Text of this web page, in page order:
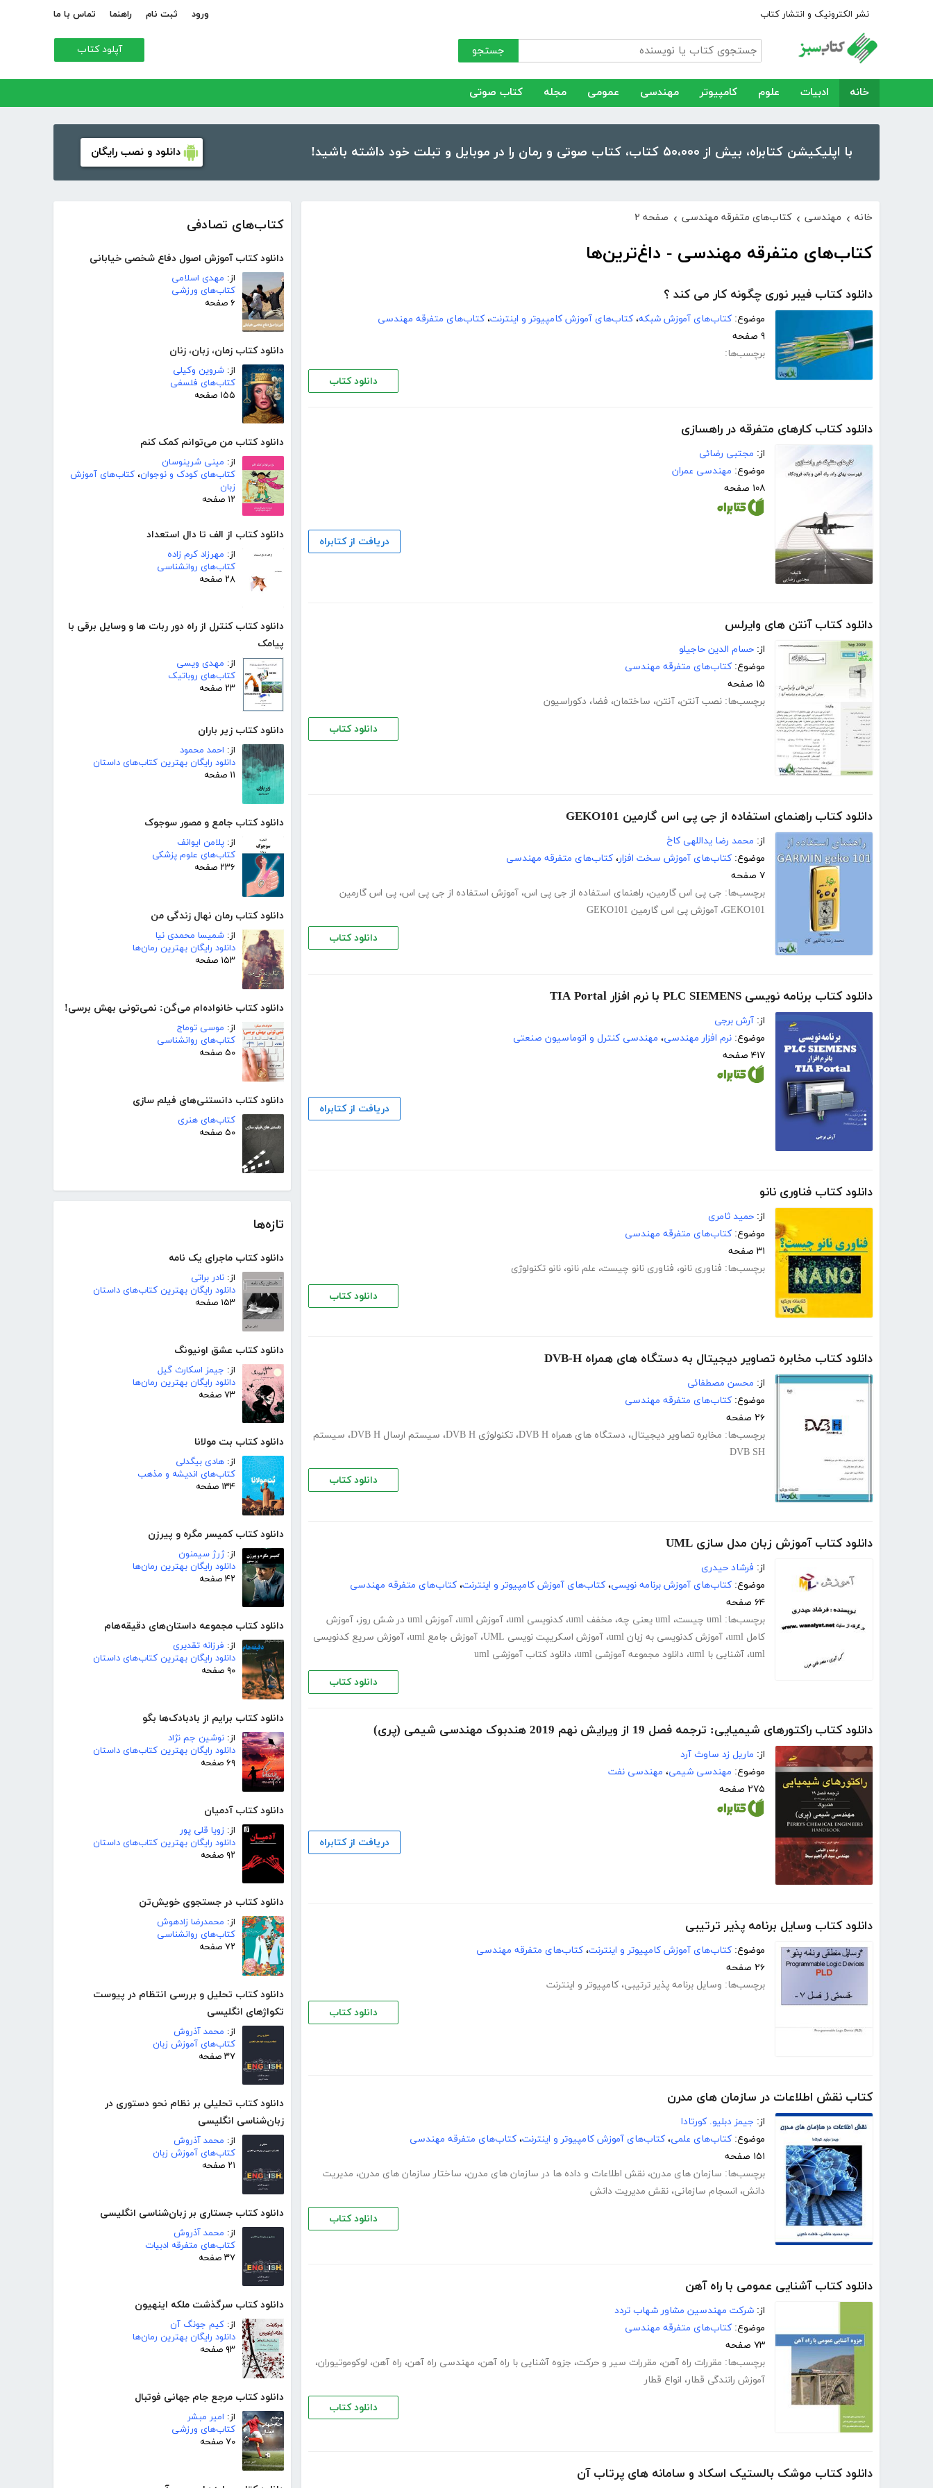
نشر الکترونیک و انتشار کتاب ورود ثبت نام راهنما تماس با ما
جستجو آپلود کتاب
خانه ادبیات علوم کامپیوتر مهندسی عمومی مجله کتاب صوتی
با اپلیکیشن کتابراه، بیش از ۵۰،۰۰۰ کتاب، کتاب صوتی و رمان را در موبایل و تبلت خود داشته باشید! دانلود و نصب رایگان
کتاب‌های تصادفی
دانلود کتاب آموزش اصول دفاع شخصی خیابانی
از: مهدی اسلامی
کتاب‌های ورزشی
۶ صفحه
دانلود کتاب زمان، زبان، زنان
از: شروین وکیلی
کتاب‌های فلسفی
۱۵۵ صفحه
دانلود کتاب من می‌توانم کمک کنم
از: مینی شرینوسان
کتاب‌های کودک و نوجوان، کتاب‌های آموزش
زبان
۱۲ صفحه
دانلود کتاب از الف تا دال استعداد
از: مهرزاد کرم زاده
کتاب‌های روانشناسی
۲۸ صفحه
دانلود کتاب کنترل از راه دور ربات ها و وسایل برقی با
پیامک
از: مهدی ویسی
کتاب‌های روباتیک
۲۳ صفحه
دانلود کتاب زیر باران
از: احمد محمود
دانلود رایگان بهترین کتاب‌های داستان
۱۱ صفحه
دانلود کتاب جامع و مصور سوجوک
از: پلامن ایوانف
کتاب‌های علوم پزشکی
۲۳۶ صفحه
دانلود کتاب رمان نهال زندگی من
از: شمیسا محمدی نیا
دانلود رایگان بهترین رمان‌ها
۱۵۳ صفحه
دانلود کتاب خانواده‌ام می‌گن: نمی‌تونی بهش برسی!
از: موسی توماج
کتاب‌های روانشناسی
۵۰ صفحه
دانلود کتاب دانستنی‌های فیلم سازی
کتاب‌های هنری
۵۰ صفحه
تازه‌ها
دانلود کتاب ماجرای یک نامه
از: نادر براتی
دانلود رایگان بهترین کتاب‌های داستان
۱۵۳ صفحه
دانلود کتاب عشق اونیونگ
از: جیمز اسکارث گیل
دانلود رایگان بهترین رمان‌ها
۷۳ صفحه
دانلود کتاب بت مولانا
از: هادی بیگدلی
کتاب‌های اندیشه و مذهب
۱۳۴ صفحه
دانلود کتاب کمیسر مگره و پیرزن
از:ژرژ سیمنون
دانلود رایگان بهترین رمان‌ها
۴۲ صفحه
دانلود کتاب مجموعه داستان‌های دقیقه‌هام
از: فرزانه تقدیری
دانلود رایگان بهترین کتاب‌های داستان
۹۰ صفحه
دانلود کتاب برایم از بادبادک‌ها بگو
از: نوشین جم نژاد
دانلود رایگان بهترین کتاب‌های داستان
۶۹ صفحه
دانلود کتاب آدمیان
از: زویا قلی پور
دانلود رایگان بهترین کتاب‌های داستان
۹۲ صفحه
دانلود کتاب در جستجوی خویش‌تن
از: محمدرضا زادهوش
کتاب‌های روانشناسی
۷۲ صفحه
دانلود کتاب تحلیل و بررسی انتظام در پیوست
تکواژهای انگلیسی
از: محمد آذروش
کتاب‌های آموزش زبان
۳۷ صفحه
دانلود کتاب تحلیلی بر نظام نحو دستوری در
زبان‌شناسی انگلیسی
از: محمد آذروش
کتاب‌های آموزش زبان
۲۱ صفحه
دانلود کتاب جستاری بر زبان‌شناسی انگلیسی
از: محمد آذروش
کتاب‌های متفرقه ادبیات
۳۷ صفحه
دانلود کتاب سرگذشت ملکه اینهیون
از: کیم جونگ آن
دانلود رایگان بهترین رمان‌ها
۹۳ صفحه
دانلود کتاب مرجع جام جهانی فوتبال
از: امیر مبشر
کتاب‌های ورزشی
۷۰ صفحه
خانه › مهندسی › کتاب‌های متفرقه مهندسی › صفحه ۲
کتاب‌های متفرقه مهندسی - داغ‌ترین‌ها
دانلود کتاب فیبر نوری چگونه کار می کند ؟
موضوع: کتاب‌های آموزش شبکه، کتاب‌های آموزش کامپیوتر و اینترنت، کتاب‌های متفرقه مهندسی
۹ صفحه
برچسب‌ها:
دانلود کتاب
دانلود کتاب کارهای متفرقه در راهسازی
از: مجتبی رضائی
موضوع: مهندسی عمران
۱۰۸ صفحه
دریافت از کتابراه
دانلود کتاب آنتن های وایرلس
از: حسام الدین حاجیلو
موضوع: کتاب‌های متفرقه مهندسی
۱۵ صفحه
برچسب‌ها: نصب آنتن، آنتن، ساختمان، فضا، دکوراسیون
دانلود کتاب
دانلود کتاب راهنمای استفاده از جی پی اس گارمین GEKO101
از: محمد رضا یداللهی کاخ
موضوع: کتاب‌های آموزش سخت افزار، کتاب‌های متفرقه مهندسی
۷ صفحه
برچسب‌ها: جی پی اس گارمین، راهنمای استفاده از جی پی اس، آموزش استفاده از جی پی اس، پی اس گارمین
GEKO101، آموزش پی اس گارمین GEKO101
دانلود کتاب
دانلود کتاب برنامه نویسی PLC SIEMENS با نرم افزار TIA Portal
از: آرش برجی
موضوع: نرم افزار مهندسی، مهندسی کنترل و اتوماسیون صنعتی
۴۱۷ صفحه
دریافت از کتابراه
دانلود کتاب فناوری نانو
از: حمید ثامری
موضوع: کتاب‌های متفرقه مهندسی
۳۱ صفحه
برچسب‌ها: فناوری نانو، فناوری نانو چیست، علم نانو، نانو تکنولوژی
دانلود کتاب
دانلود کتاب مخابره تصاویر دیجیتال به دستگاه های همراه DVB-H
از: محسن مصطفائی
موضوع: کتاب‌های متفرقه مهندسی
۲۶ صفحه
برچسب‌ها: مخابره تصاویر دیجیتال، دستگاه های همراه DVB H ، تکنولوژی DVB H ، سیستم ارسال DVB H ، سیستم
DVB SH
دانلود کتاب
دانلود کتاب آموزش زبان مدل سازی UML
از: فرشاد حیدری
موضوع: کتاب‌های آموزش برنامه نویسی، کتاب‌های آموزش کامپیوتر و اینترنت، کتاب‌های متفرقه مهندسی
۶۴ صفحه
برچسب‌ها: uml چیست ، uml یعنی چه ، مخفف uml ، کدنویسی uml ، آموزش uml ، آموزش uml در شش روز ، آموزش
کامل uml
، آموزش کدنویسی به زبان uml ، آموزش اسکریپت نویسی UML ، آموزش جامع uml ، آموزش سریع کدنویسی
uml، آشنایی با uml ، دانلود مجموعه آموزشی uml ، دانلود کتاب آموزشی uml
دانلود کتاب
دانلود کتاب راکتورهای شیمیایی: ترجمه فصل 19 از ویرایش نهم 2019 هندبوک مهندسی شیمی (پری)
از: ماریل زد ساوث آرد
موضوع: مهندسی شیمی، مهندسی نفت
۲۷۵ صفحه
دریافت از کتابراه
دانلود کتاب وسایل برنامه پذیر ترتیبی
موضوع: کتاب‌های آموزش کامپیوتر و اینترنت، کتاب‌های متفرقه مهندسی
۲۶ صفحه
برچسب‌ها: وسایل برنامه پذیر ترتیبی، کامپیوتر و اینترنت
دانلود کتاب
کتاب نقش اطلاعات در سازمان های مدرن
از: جیمز دبلیو. کورتادا
موضوع: کتاب‌های علمی، کتاب‌های آموزش کامپیوتر و اینترنت، کتاب‌های متفرقه مهندسی
۱۵۱ صفحه
برچسب‌ها: سازمان های مدرن، نقش اطلاعات و داده ها در سازمان های مدرن، ساختار سازمان های مدرن، مدیریت
دانش، انسجام سازمانی، نقش مدیریت دانش
دانلود کتاب
دانلود کتاب آشنایی عمومی با راه آهن
از: شرکت مهندسین مشاور شهاب تردد
موضوع: کتاب‌های متفرقه مهندسی
۷۳ صفحه
برچسب‌ها: مقررات راه آهن، مقررات سیر و حرکت، جزوه آشنایی با راه آهن، مهندسی راه آهن، راه آهن، لوکوموتیوران،
آموزش رانندگی قطار، انواع قطار
دانلود کتاب
دانلود کتاب موشک بالستیک اسکاد و سامانه های پرتاب آن